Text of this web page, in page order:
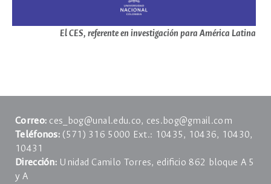
El CES, referente en investigación para América Latina
Correo: ces_bog@unal.edu.co, ces.bog@gmail.com
Teléfonos: (571) 316 5000 Ext.: 10435, 10436, 10430,
10431
Dirección: Unidad Camilo Torres, ediﬁcio 862 bloque A 5
y A